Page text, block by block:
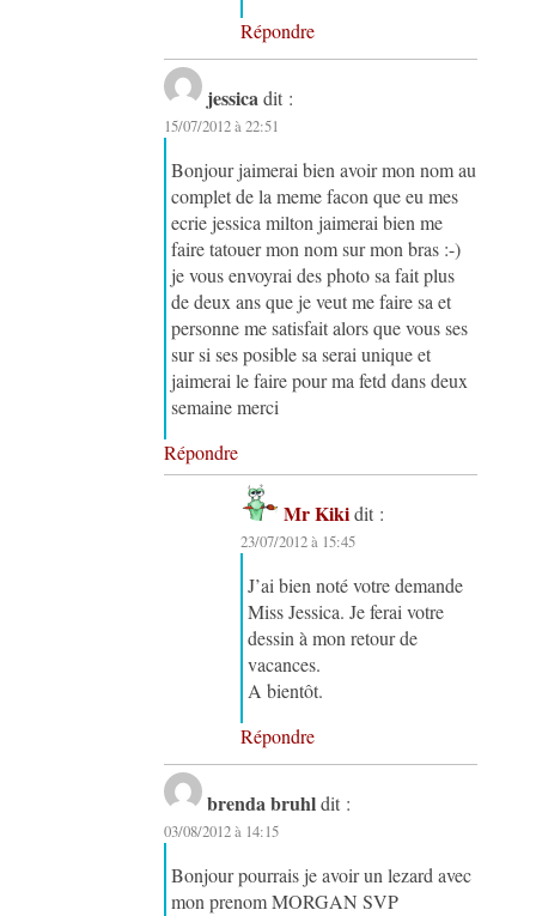
Répondre
jessica dit :
15/07/2012 à 22:51
Bonjour jaimerai bien avoir mon nom au
complet de la meme facon que eu mes
ecrie jessica milton jaimerai bien me
faire tatouer mon nom sur mon bras :-)
je vous envoyrai des photo sa fait plus
de deux ans que je veut me faire sa et
personne me satisfait alors que vous ses
sur si ses posible sa serai unique et
jaimerai le faire pour ma fetd dans deux
semaine merci
Répondre
Mr Kiki dit :
23/07/2012 à 15:45
J’ai bien noté votre demande
Miss Jessica. Je ferai votre
dessin à mon retour de
vacances.
A bientôt.
Répondre
brenda bruhl dit :
03/08/2012 à 14:15
Bonjour pourrais je avoir un lezard avec
mon prenom MORGAN SVP